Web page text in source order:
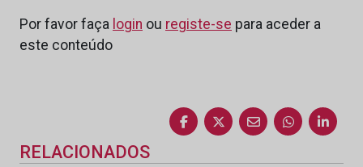
Por favor faça login ou registe-se para aceder a
este conteúdo
RELACIONADOS